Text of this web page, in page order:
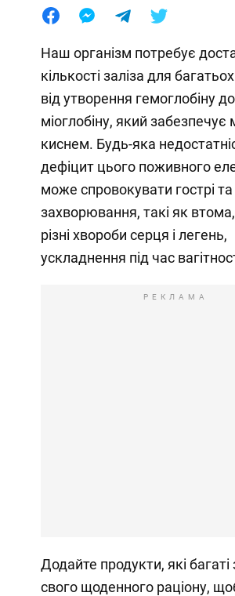
Наш організм потребує
кількості заліза для
від утворення гемоглобіну
міоглобіну, який забезпечує
киснем. Будь-яка
дефіцит цього поживного
може спровокувати гострі та
захворювання, такі як
різні хвороби серця і легень,
ускладнення під час
РЕКЛАМА
Додайте продукти, які багаті
свого щоденного раціону,